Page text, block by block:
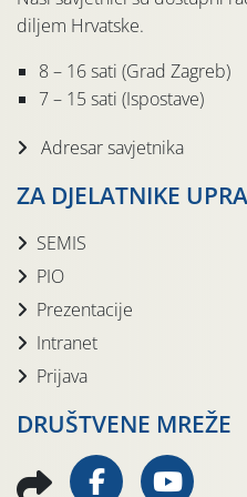
diljem Hrvatske.
8 – 16 sati (Grad Zagreb)
7 – 15 sati (Ispostave)
Adresar savjetnika
ZA DJELATNIKE
SEMIS
PIO
Prezentacije
Intranet
Prijava
DRUŠTVENE MREŽE